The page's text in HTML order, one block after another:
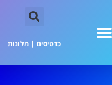
כרטיסים | מלונות